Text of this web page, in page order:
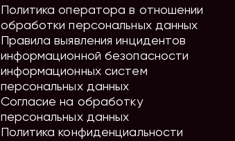
Политика оператора в отношении
обработки персональных данных
Правила выявления инцидентов
информационной безопасности
информационных систем
персональных данных
Согласие на обработку
персональных данных
Политика конфиденциальности